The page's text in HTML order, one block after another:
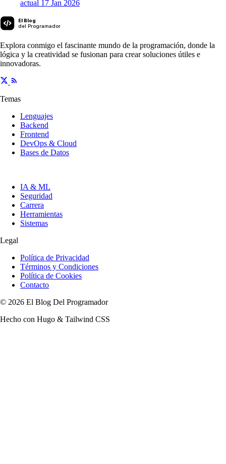
actual 17 Jan 2026
El Blog
del Programador
Explora conmigo el fascinante mundo de la programación, donde la
lógica y la creatividad se fusionan para crear soluciones útiles e
innovadoras.
Temas
Lenguajes
Backend
Frontend
DevOps & Cloud
Bases de Datos
IA & ML
Seguridad
Carrera
Herramientas
Sistemas
Legal
Política de Privacidad
Términos y Condiciones
Política de Cookies
Contacto
© 2026 El Blog Del Programador
Hecho con Hugo & Tailwind CSS